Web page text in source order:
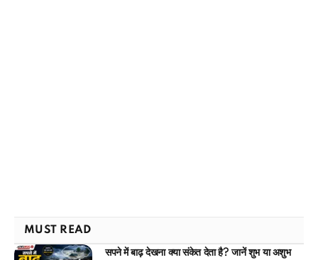
MUST READ
सपने में बाढ़ देखना क्या संकेत देता है? जानें शुभ या अशुभ